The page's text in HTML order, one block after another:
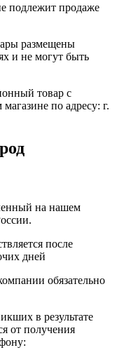
подлежит продаже
размещены
и не могут быть
товар с
по адресу: г.
на нашем
после
дней
обязательно
в результате
от получения